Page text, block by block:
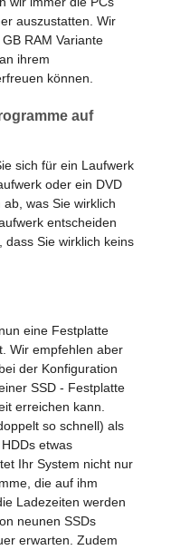
auszustatten. Wir
RAM Variante
ihrem
können.
auf
sich für ein Laufwerk
oder ein DVD
was Sie wirklich
entscheiden
dass Sie wirklich keins
eine Festplatte
Wir empfehlen aber
der Konfiguration
SSD - Festplatte
erreichen kann.
so schnell) als
etwas
Ihr System nicht nur
die auf ihm
Ladezeiten werden
neunen SSDs
erwarten. Zudem